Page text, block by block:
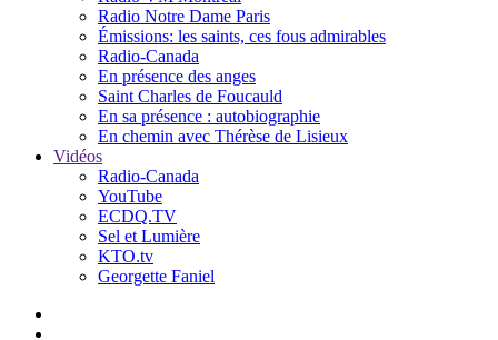
Radio Notre Dame Paris
Émissions: les saints, ces fous admirables
Radio-Canada
En présence des anges
Saint Charles de Foucauld
En sa présence : autobiographie
En chemin avec Thérèse de Lisieux
Vidéos
Radio-Canada
YouTube
ECDQ.TV
Sel et Lumière
KTO.tv
Georgette Faniel